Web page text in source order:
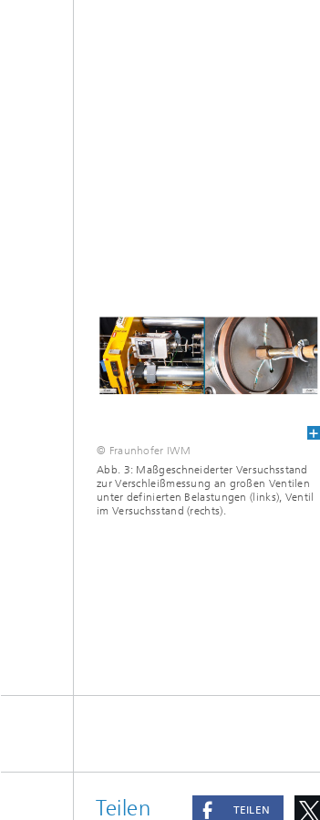
© Fraunhofer IWM
Abb. 3: Maßgeschneiderter Versuchsstand
zur Verschleißmessung an großen Ventilen
unter definierten Belastungen (links), Ventil
im Versuchsstand (rechts).
Teilen TEILEN